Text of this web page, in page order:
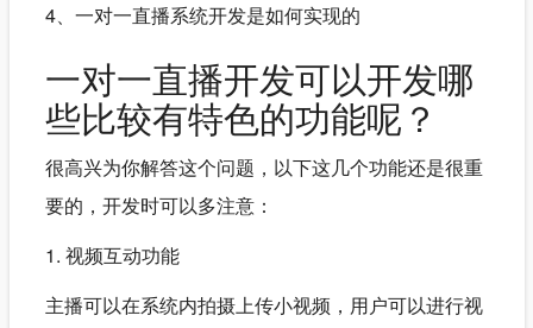
4、一对一直播系统开发是如何实现的
一对一直播开发可以开发哪
些比较有特色的功能呢？
很高兴为你解答这个问题，以下这几个功能还是很重
要的，开发时可以多注意：
1. 视频互动功能
主播可以在系统内拍摄上传小视频，用户可以进行视